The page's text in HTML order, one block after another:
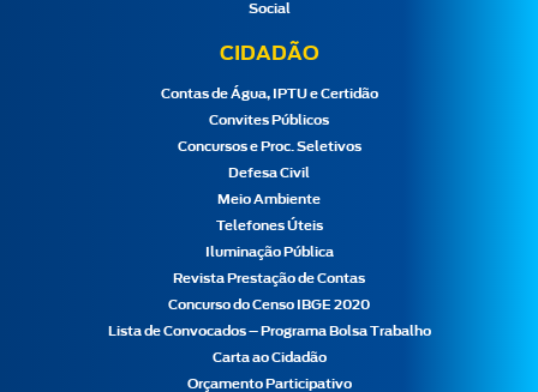
Social
CIDADÃO
Contas de Água, IPTU e Certidão
Convites Públicos
Concursos e Proc. Seletivos
Defesa Civil
Meio Ambiente
Telefones Úteis
Iluminação Pública
Revista Prestação de Contas
Concurso do Censo IBGE 2020
Lista de Convocados – Programa Bolsa Trabalho
Carta ao Cidadão
Orçamento Participativo